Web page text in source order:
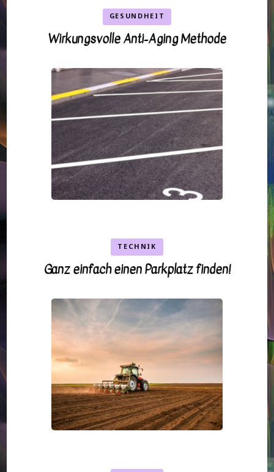
GESUNDHEIT
Wirkungsvolle Anti-Aging Methode
TECHNIK
Ganz einfach einen Parkplatz finden!